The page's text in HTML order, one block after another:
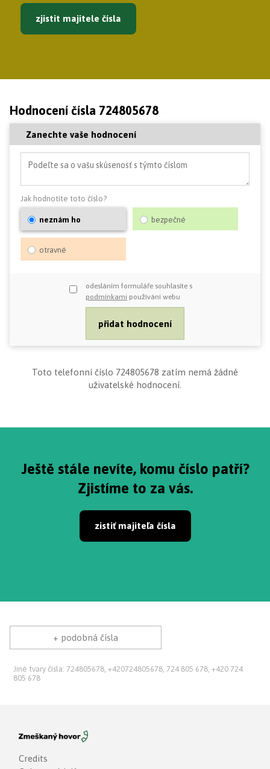
zjistit majitele čísla
Hodnocení čísla 724805678
Zanechte vaše hodnocení
Jak hodnotíte toto číslo?
neznám ho bezpečné
otravné
odesláním formuláře souhlasíte s
podmínkami používání webu
Toto telefonní číslo 724805678 zatím nemá žádné
uživatelské hodnocení.
Ještě stále nevíte, komu číslo patří?
Zjistíme to za vás.
zistiť majiteľa čísla
+ podobná čísla
Jiné tvary čísla: 724805678, +420724805678, 724 805 678, +420 724
805 678
Credits